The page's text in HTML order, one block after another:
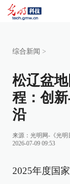
综合新闻 >
松辽盆
程：创
沿
来源： 光明网-《光明
2026-07-09 09:53
2025年度国